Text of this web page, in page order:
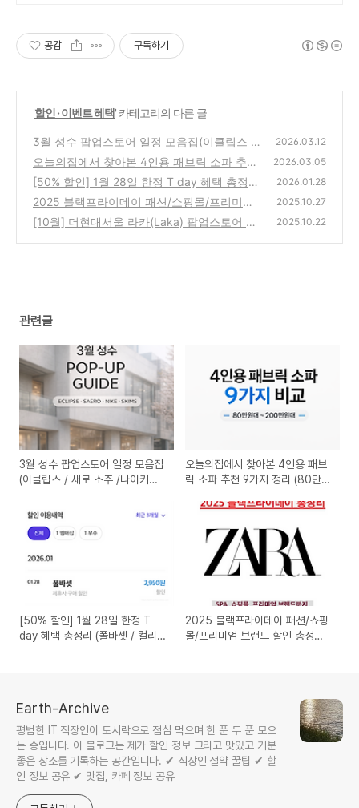
공감 구독하기
'할인 · 이벤트 혜택' 카테고리의 다른 글
3월 성수 팝업스토어 일정 모음집(이클립스 /
새로 소주 /나이키xSKIMS 등등)
(0)
2026.03.12
오늘의집에서 찾아본 4인용 패브릭 소파 추천
9가지 정리 (80만원대~200만원대 비교)
(0)
2026.03.05
[50% 할인] 1월 28일 한정 T day 혜택 총정리
(폴바셋 / 컬리 / 도미노피자)
(0)
2026.01.28
2025 블랙프라이데이 패션/쇼핑몰/프리미엄
브랜드 할인 총정리 (ZARA · 무신사 · 아미 · 메
2025.10.27
[10월] 더현대서울 라카(Laka) 팝업스토어 총
2025.10.22
관련글
3월 성수 팝업스토어 일정 모음집
(이클립스 / 새로 소주 /나이키
오늘의집에서 찾아본 4인용 패브
릭 소파 추천 9가지 정리 (80만원
[50% 할인] 1월 28일 한정 T
day 혜택 총정리 (폴바셋 / 컬리 /
2025 블랙프라이데이 패션/쇼핑
몰/프리미엄 브랜드 할인 총정리
Earth-Archive
평범한 IT 직장인이 도시락으로 점심 먹으며 한 푼 두 푼 모으
는 중입니다. 이 블로그는 제가 할인 정보 그리고 맛있고 기분
좋은 장소를 기록하는 공간입니다. ✔ 직장인 절약 꿀팁 ✔ 할
인 정보 공유 ✔ 맛집, 카페 정보 공유